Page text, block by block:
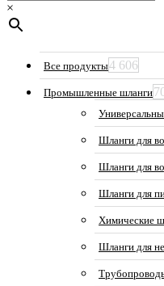
×
Все продукты4 606
Промышленные шланги
Шланги для
Шланги для
Шланги для
Химические
Шланги для